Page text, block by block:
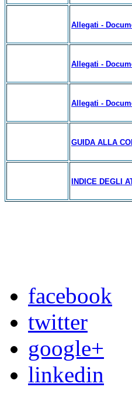
Allegati -
Allegati -
Allegati -
GUIDA ALLA
INDICE DEGLI
facebook
twitter
google+
linkedin